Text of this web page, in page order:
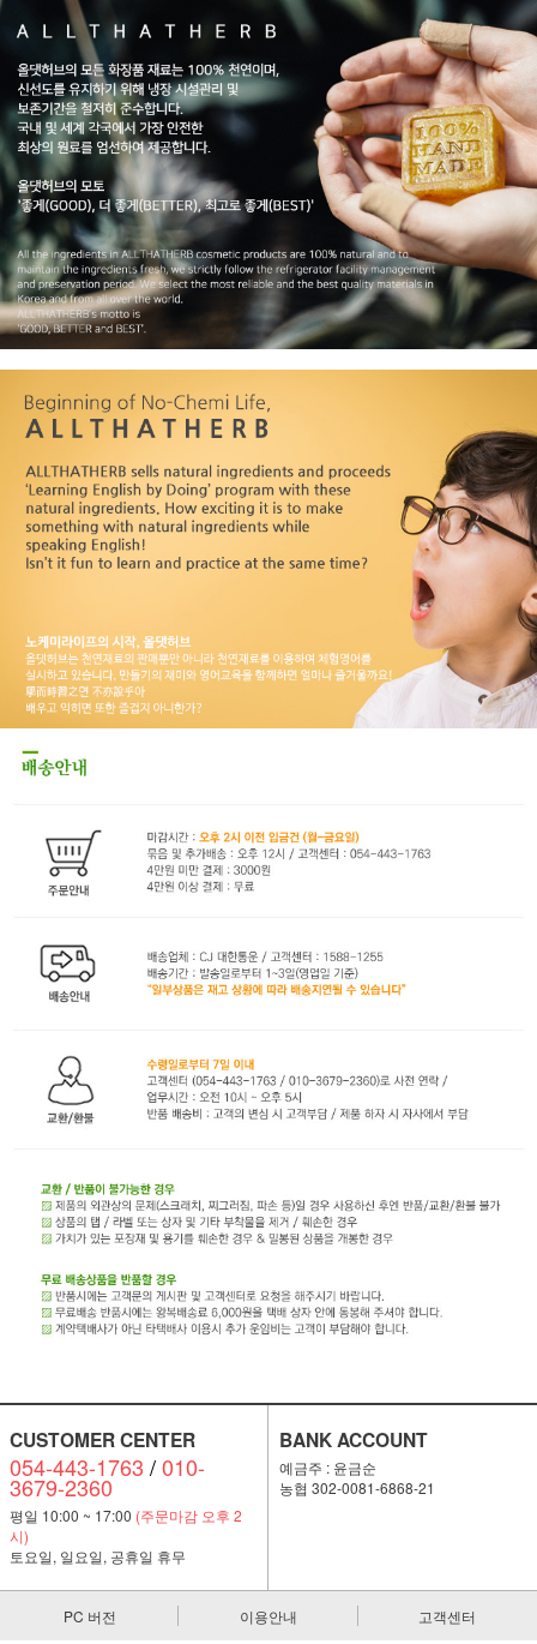
CUSTOMER CENTER
054-443-1763 /010-
3679-2360
평일 10:00 ~ 17:00 (주문마감 오후 2
시)
토요일, 일요일, 공휴일 휴무
BANK ACCOUNT
예금주 : 윤금순
농협 302-0081-6868-21
PC 버전 이용안내 고객센터